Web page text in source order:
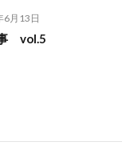
6月13日
vol.5